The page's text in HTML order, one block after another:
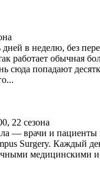
дней в неделю, без
работает обычная
сюда попадают
22 сезона
— врачи и пациенты
Surgery. Каждый
медицинскими